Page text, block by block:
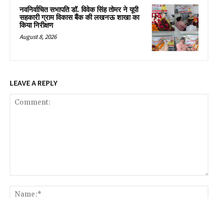
नवनिर्वाचित सभापति डॉ. विवेक सिंह तोमर ने यूपी
सहकारी ग्राम विकास बैंक की लखनऊ शाखा का
किया निरीक्षण
August 8, 2026
LEAVE A REPLY